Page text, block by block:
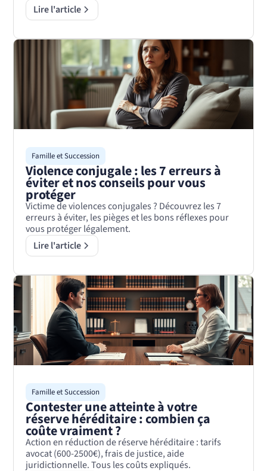
Lire l'article
Famille et Succession
Violence conjugale : les 7 erreurs à
éviter et nos conseils pour vous
protéger
Victime de violences conjugales ? Découvrez les 7
erreurs à éviter, les pièges et les bons réflexes pour
vous protéger légalement.
Lire l'article
Famille et Succession
Contester une atteinte à votre
réserve héréditaire : combien ça
coûte vraiment ?
Action en réduction de réserve héréditaire : tarifs
avocat (600-2500€), frais de justice, aide
juridictionnelle. Tous les coûts expliqués.